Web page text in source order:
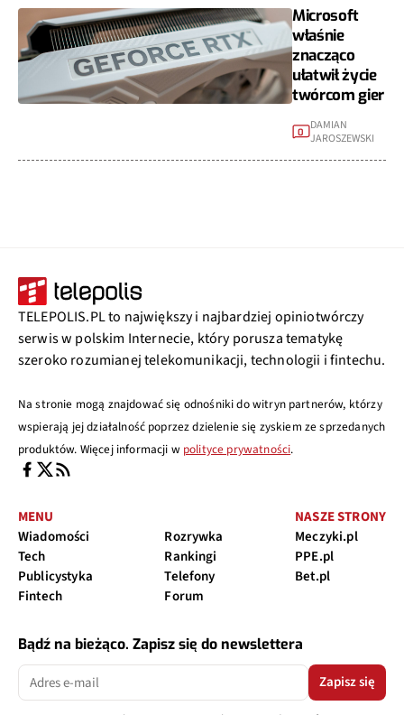
Microsoft
właśnie
znacząco
ułatwił życie
twórcom gier
0
DAMIAN
JAROSZEWSKI
TELEPOLIS.PL to największy i najbardziej opiniotwórczy
serwis w polskim Internecie, który porusza tematykę
szeroko rozumianej telekomunikacji, technologii i fintechu.
Na stronie mogą znajdować się odnośniki do witryn partnerów, którzy
wspierają jej działalność poprzez dzielenie się zyskiem ze sprzedanych
produktów. Więcej informacji w polityce prywatności.
MENU
Wiadomości
Tech
Publicystyka
Fintech
Rozrywka
Rankingi
Telefony
Forum
NASZE STRONY
Meczyki.pl
PPE.pl
Bet.pl
Bądź na bieżąco. Zapisz się do newslettera
Zapisz się